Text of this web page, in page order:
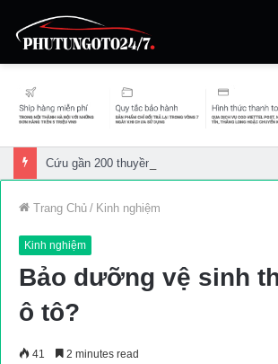
Cứu gần 200 thuyền viên gặp sự cố trên biển
Trang Chủ / Kinh nghiệm
Kinh nghiệm
Bảo dưỡng vệ sinh
ô tô?
41 2 minutes read